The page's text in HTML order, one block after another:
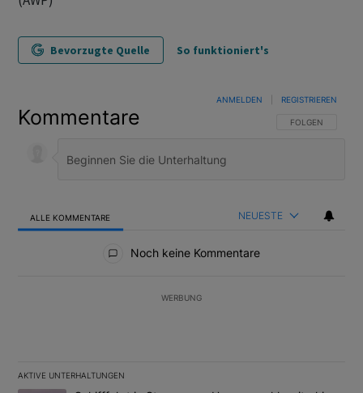
Bevorzugte Quelle So funktioniert's
Kommentare FOLGE DIESER
FOLGEN
ANMELDEN REGISTRIEREN
ALLE KOMMENTARE NEUESTE
Noch keine Kommentare
WERBUNG
AKTIVE UNTERHALTUNGEN
Das Folgende ist eine Liste der am meisten kommentierten